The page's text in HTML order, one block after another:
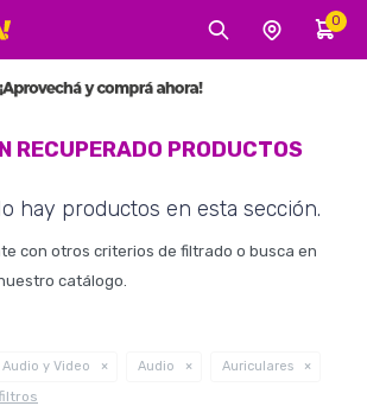
0
RECUPERADO PRODUCTOS
hay productos en esta sección.
con otros criterios de filtrado o busca en
catálogo.
Audio y Video Audio
Auriculares
MI CUENTA
Tecnología
Audio y Video